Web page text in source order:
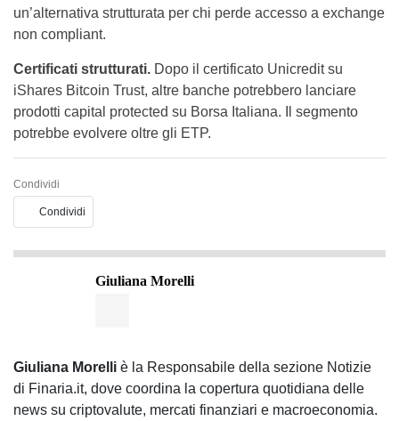
un’alternativa strutturata per chi perde accesso a exchange
non compliant.
Certificati strutturati. Dopo il certificato Unicredit su
iShares Bitcoin Trust, altre banche potrebbero lanciare
prodotti capital protected su Borsa Italiana. Il segmento
potrebbe evolvere oltre gli ETP.
Condividi
Condividi
Giuliana Morelli
Giuliana Morelli è la Responsabile della sezione Notizie
di Finaria.it, dove coordina la copertura quotidiana delle
news su criptovalute, mercati finanziari e macroeconomia.